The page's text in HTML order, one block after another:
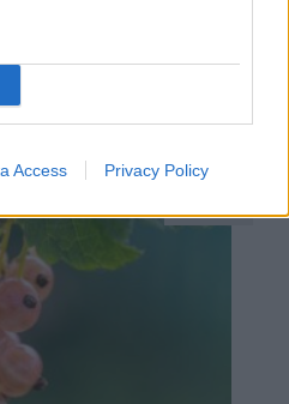
Access Privacy Policy
štyri lokality pre
Záhrada